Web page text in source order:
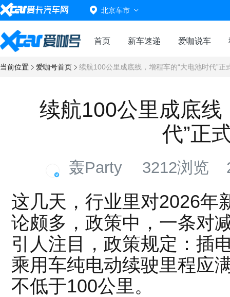
北京车市
首页 新车速递 爱咖说车
当前位置 爱咖号首页 续航100公里成底线，增程车的“大电池时代”正
续航100公里成底线
代”正
轰Party 3212浏览
这几天，行业里对2026年
论颇多，政策中，一条对
引人注目，政策规定：插
乘用车纯电动续驶里程应
不低于100公里。